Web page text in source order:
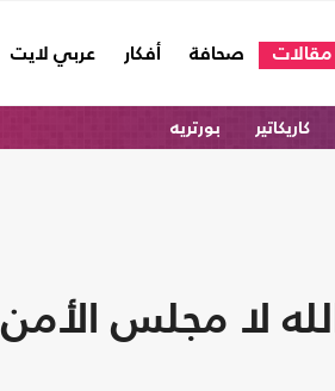
مقالات صحافة أفكار عربي لايت
كاريكاتير بورتريه
لا مجلس الأمن